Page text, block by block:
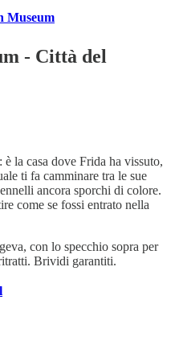
Museum
- Città del
la casa dove Frida ha vissuto,
ti fa camminare tra le sue
ancora sporchi di colore.
come se fossi entrato nella
con lo specchio sopra per
Brividi garantiti.